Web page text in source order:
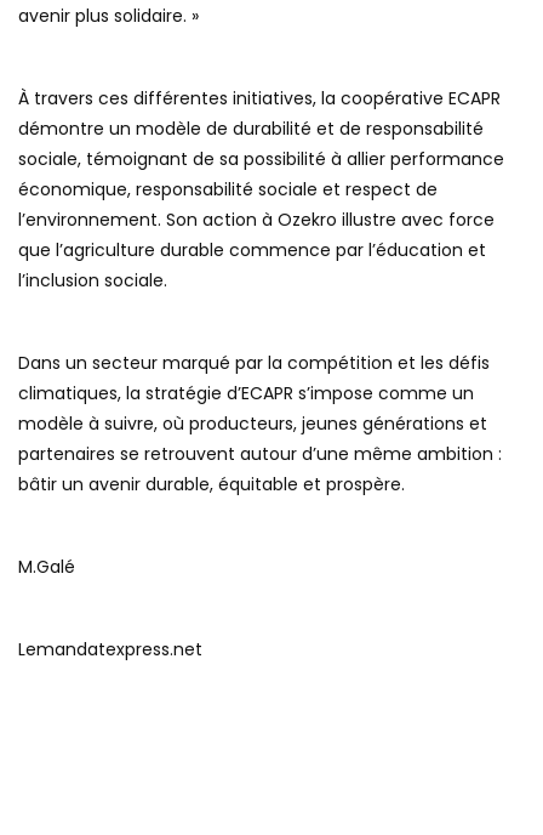
avenir plus solidaire. »
À travers ces différentes initiatives, la coopérative ECAPR
démontre un modèle de durabilité et de responsabilité
sociale, témoignant de sa possibilité à allier performance
économique, responsabilité sociale et respect de
l’environnement. Son action à Ozekro illustre avec force
que l’agriculture durable commence par l’éducation et
l’inclusion sociale.
Dans un secteur marqué par la compétition et les défis
climatiques, la stratégie d’ECAPR s’impose comme un
modèle à suivre, où producteurs, jeunes générations et
partenaires se retrouvent autour d’une même ambition :
bâtir un avenir durable, équitable et prospère.
M.Galé
Lemandatexpress.net